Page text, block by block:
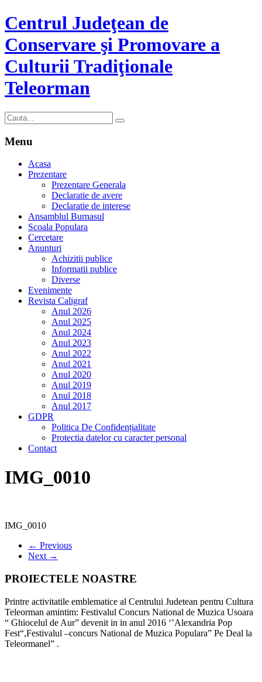
Centrul Judeţean de
Conservare şi Promovare a
Culturii Tradiţionale
Teleorman
Menu
Acasa
Prezentare
Prezentare Generala
Declaratie de avere
Declaratie de interese
Ansamblul Burnasul
Scoala Populara
Cercetare
Anunturi
Achizitii publice
Informatii publice
Diverse
Evenimente
Revista Caligraf
Anul 2026
Anul 2025
Anul 2024
Anul 2023
Anul 2022
Anul 2021
Anul 2020
Anul 2019
Anul 2018
Anul 2017
GDPR
Politica De Confidențialitate
Protectia datelor cu caracter personal
Contact
IMG_0010
IMG_0010
← Previous
Next →
PROIECTELE NOASTRE
Printre activitatile emblematice al Centrului Judetean pentru Cultura
Teleorman amintim: Festivalul Concurs National de Muzica Usoara
“ Ghiocelul de Aur” devenit in in anul 2016 ‘’Alexandria Pop
Fest“,Festivalul –concurs National de Muzica Populara” Pe Deal la
Teleormanel” .